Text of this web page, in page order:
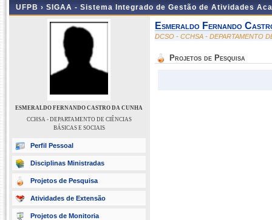
UFPB › SIGAA - Sistema Integrado de Gestão de Atividades
ESMERALDO FERNANDO CASTRO DA CUNHA
CCHSA - DEPARTAMENTO DE CIÊNCIAS
BÁSICAS E SOCIAIS
Perfil Pessoal
Disciplinas Ministradas
Projetos de Pesquisa
Atividades de Extensão
Projetos de Monitoria
Esmeraldo Fernando
DCSO - CCHSA - DEPARTAMENTO
Projetos de Pesquisa